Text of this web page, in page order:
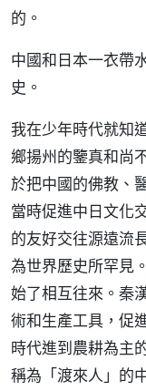
的。
中國和日本一衣帶
史。
我在少年時代就知
鄉揚州的鑒真和尚
於把中國的佛教、
當時促進中日文化
的友好交往源遠流
為世界歷史所罕見
始了相互往來。秦
術和生產工具，促
時代進到農耕為主
稱為「渡來人」的